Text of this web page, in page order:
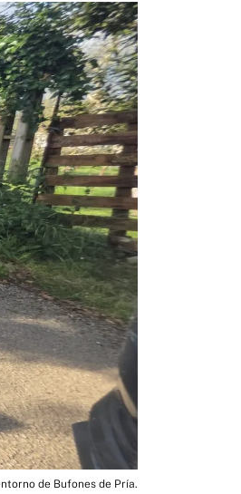
de Bufones de Pría.